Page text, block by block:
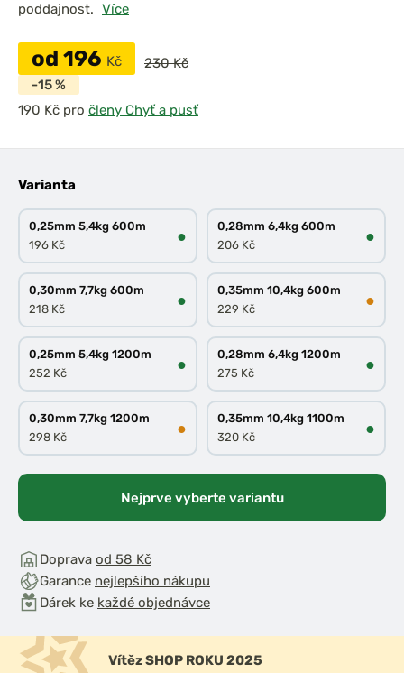
poddajnost. Více
od 196 Kč
230 Kč
-15 %
pro členy Chyť a pusť
Varianta
0,25mm 5,4kg 600m
196 Kč
●
0,28mm 6,4kg 600m
206 Kč
●
0,30mm 7,7kg 600m
218 Kč
●
0,35mm 10,4kg 600m
229 Kč
●
0,25mm 5,4kg 1200m
252 Kč
●
0,28mm 6,4kg 1200m
275 Kč
●
0,30mm 7,7kg 1200m
298 Kč
●
0,35mm 10,4kg 1100m
320 Kč
●
Nejprve vyberte variantu
Doprava od 58 Kč
Garance nejlepšího nákupu
Dárek ke každé objednávce
Vítěz SHOP ROKU 2025